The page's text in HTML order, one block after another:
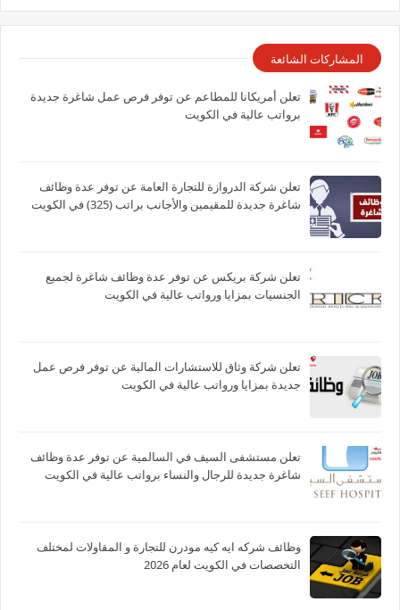
المشاركات الشائعة
تعلن أمريكانا للمطاعم عن توفر فرص عمل شاغرة جديدة
برواتب عالية في الكويت
تعلن شركة الدروازة للتجارة العامة عن توفر عدة وظائف
شاغرة جديدة للمقيمين والأجانب براتب (325) في الكويت
تعلن شركة بريكس عن توفر عدة وظائف شاغرة لجميع
الجنسيات بمزايا ورواتب عالية في الكويت
تعلن شركة وثاق للاستشارات المالية عن توفر فرص عمل
جديدة بمزايا ورواتب عالية في الكويت
تعلن مستشفى السيف في السالمية عن توفر عدة وظائف
شاغرة جديدة للرجال والنساء برواتب عالية في الكويت
وظائف شركه ايه كيه مودرن للتجارة و المقاولات لمختلف
التخصصات في الكويت لعام 2026